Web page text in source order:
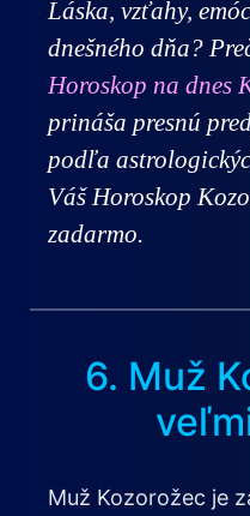
Láska, vzťahy,
dnešného dňa?
Horoskop na dnes
prináša presnú
podľa
Váš Horoskop
zadarmo.
6. Muž
Muž Kozorožec je